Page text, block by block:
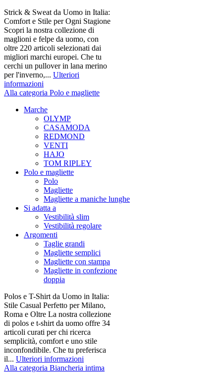
Strick & Sweat da Uomo in Italia:
Comfort e Stile per Ogni Stagione
Scopri la nostra collezione di
maglioni e felpe da uomo, con
oltre 220 articoli selezionati dai
migliori marchi europei. Che tu
cerchi un pullover in lana merino
per l'inverno,... Ulteriori
informazioni
Alla categoria Polo e magliette
Marche
OLYMP
CASAMODA
REDMOND
VENTI
HAJO
TOM RIPLEY
Polo e magliette
Polo
Magliette
Magliette a maniche lunghe
Si adatta a
Vestibilità slim
Vestibilità regolare
Argomenti
Taglie grandi
Magliette semplici
Magliette con stampa
Magliette in confezione
doppia
Polos e T-Shirt da Uomo in Italia:
Stile Casual Perfetto per Milano,
Roma e Oltre La nostra collezione
di polos e t-shirt da uomo offre 34
articoli curati per chi ricerca
semplicità, comfort e uno stile
inconfondibile. Che tu preferisca
il... Ulteriori informazioni
Alla categoria Biancheria intima